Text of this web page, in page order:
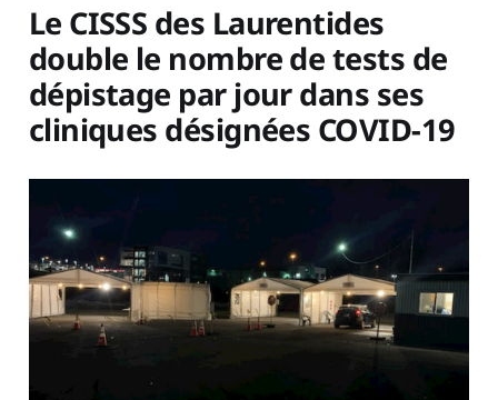
Le CISSS des Laurentides
double le nombre de tests de
dépistage par jour dans ses
cliniques désignées COVID-19